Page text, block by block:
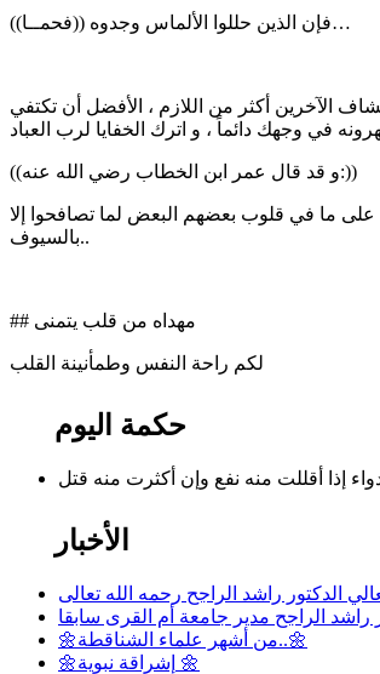
فإن الذين حللوا الألماس وجدوه ((فحمــا))…
الآخرين أكثر من اللازم ، الأفضل أن تكتفي
((و قد قال عمر ابن الخطاب رضي الله عنه:))
على ما في قلوب بعضهم البعض لما تصافحوا إلا
بالسيوف..
## مهداه من قلب يتمنى
لكم راحة النفس وطمأنينة القلب
حكمة اليوم
الأخبار
الدكتور راشد الراجح رحمه الله تعالى
راشد الراجح مدير جامعة أم القرى سابقا
🌼من أشهر علماء الشناقطة..🌼
🌼إشراقة نبوية 🌼